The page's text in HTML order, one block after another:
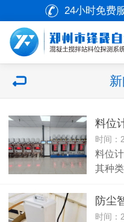
24小时免费
料位
时间
料位
其种
防尘
时间